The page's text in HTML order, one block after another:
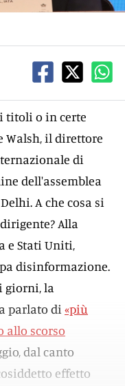
titoli o in certe
Walsh, il direttore
di
dell'assemblea
A che cosa si
Alla
e Stati Uniti,
disinformazione.
giorni, la
parlato di «più
allo scorso
dal canto
effetto